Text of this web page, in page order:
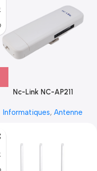
Nc-Link NC-AP211
Informatiques, Antenne